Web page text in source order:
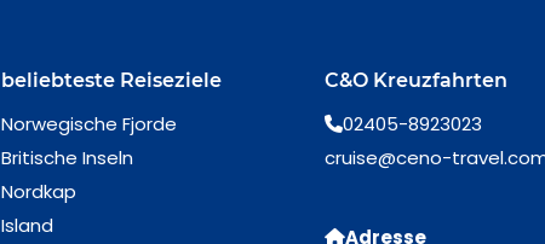
beliebteste Reiseziele
Norwegische Fjorde
Britische Inseln
Nordkap
Island
C&O Kreuzfahrten
02405-8923023
cruise@ceno-
Adresse